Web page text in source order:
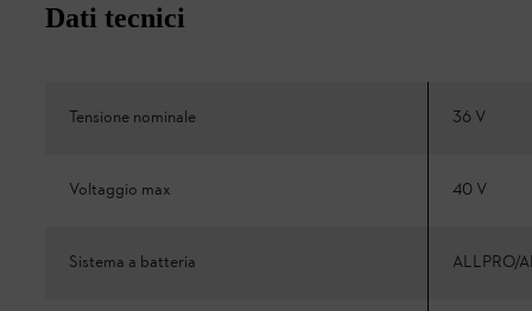
Dati tecnici
Tensione nominale 36 V
Voltaggio max 40 V
Sistema a batteria ALLPRO/